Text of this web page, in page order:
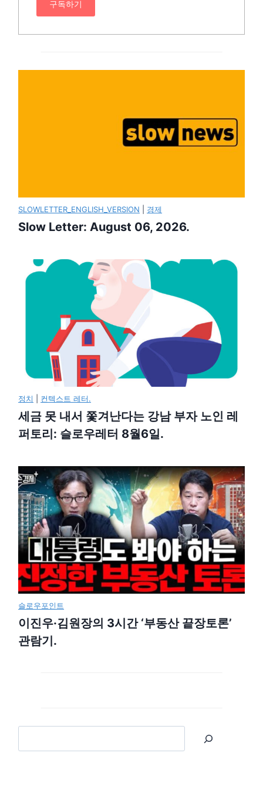
구독하기
SLOWLETTER_ENGLISH_VERSION 경제
Slow Letter: August 06, 2026.
정치 컨텍스트 레터.
세금 못 내서 쫓겨난다는 강남 부자 노인 레
퍼토리: 슬로우레터 8월6일.
슬로우포인트
이진우·김원장의 3시간 ‘부동산 끝장토론’
관람기.